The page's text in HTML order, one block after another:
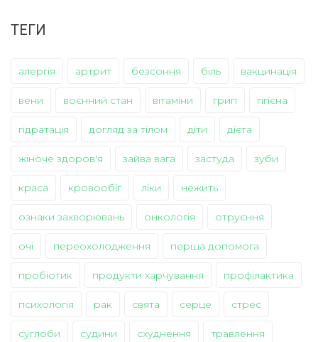
ТЕГИ
алергія артрит безсоння біль вакцинація
вени воєнний стан вітаміни грип гігієна
гідратація догляд за тілом діти дієта
жіноче здоров'я зайва вага застуда зуби
краса кровообіг ліки нежить
ознаки захворювань онкологія отруєння
очі переохолодження перша допомога
пробіотик продукти харчування профілактика
психологія рак свята серце стрес
суглоби судини схуднення травлення